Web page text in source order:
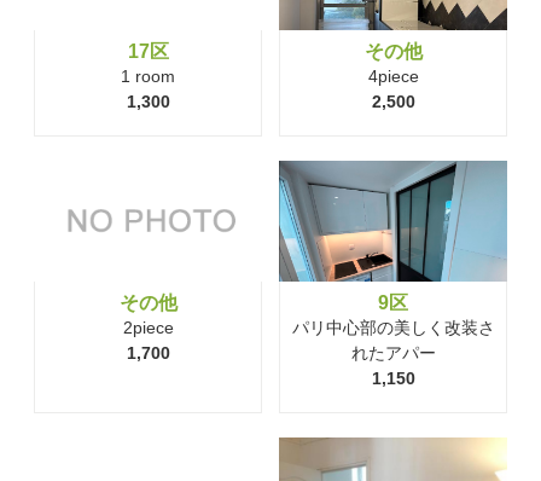
17区
1 room
1,300
その他
4piece
2,500
その他
2piece
1,700
9区
パリ中心部の美しく改装さ
れたアパー
1,150